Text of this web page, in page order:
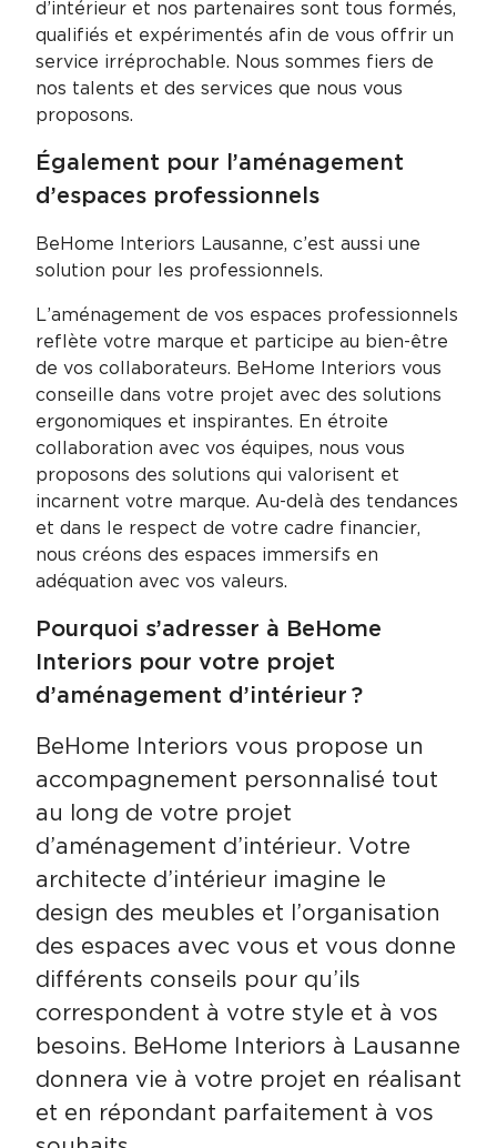
d’intérieur et nos partenaires sont tous formés,
qualifiés et expérimentés afin de vous offrir un
service irréprochable. Nous sommes fiers de
nos talents et des services que nous vous
proposons.
Également pour l’aménagement
d’espaces professionnels
BeHome Interiors Lausanne, c’est aussi une
solution pour les professionnels.
L’aménagement de vos espaces professionnels
reflète votre marque et participe au bien-être
de vos collaborateurs. BeHome Interiors vous
conseille dans votre projet avec des solutions
ergonomiques et inspirantes. En étroite
collaboration avec vos équipes, nous vous
proposons des solutions qui valorisent et
incarnent votre marque. Au-delà des tendances
et dans le respect de votre cadre financier,
nous créons des espaces immersifs en
adéquation avec vos valeurs.
Pourquoi s’adresser à BeHome
Interiors pour votre projet
d’aménagement d’intérieur ?
BeHome Interiors vous propose un
accompagnement personnalisé tout
au long de votre projet
d’aménagement d’intérieur. Votre
architecte d’intérieur imagine le
design des meubles et l’organisation
des espaces avec vous et vous donne
différents conseils pour qu’ils
correspondent à votre style et à vos
besoins. BeHome Interiors à Lausanne
donnera vie à votre projet en réalisant
et en répondant parfaitement à vos